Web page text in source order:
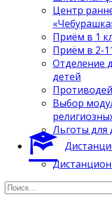
Центр
Приём в 1
Приём в 2-
Отделение
детей
Выбор
Льготы для
Найти: